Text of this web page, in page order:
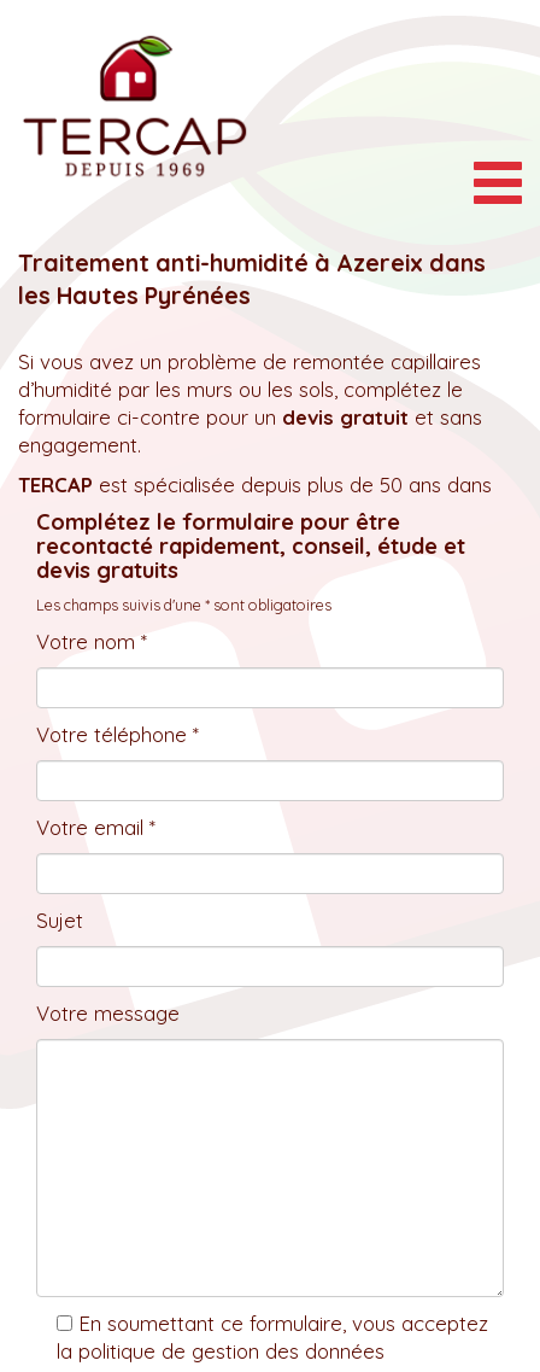
Traitement anti-humidité à Azereix dans
les Hautes Pyrénées
Si vous avez un problème de remontée capillaires
d’humidité par les murs ou les sols, complétez le
formulaire ci-contre pour un devis gratuit et sans
engagement.
TERCAP est spécialisée depuis plus de 50 ans dans
Complétez le formulaire pour être
recontacté rapidement, conseil, étude et
devis gratuits
Les champs suivis d'une * sont obligatoires
Votre nom *
Votre téléphone *
Votre email *
Sujet
Votre message
En soumettant ce formulaire, vous acceptez
la politique de gestion des données